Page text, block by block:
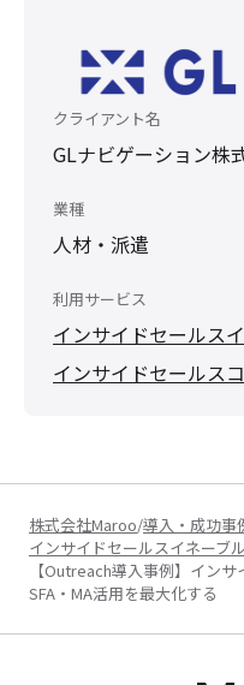
クライアント名
GLナビゲーション株
業種
人材・派遣
利用サービス
インサイドセールス
インサイドセールス
株式会社Maroo/導入・成功事
インサイドセールスイネーブ
【Outreach導入事例】イン
SFA・MA活用を最大化する